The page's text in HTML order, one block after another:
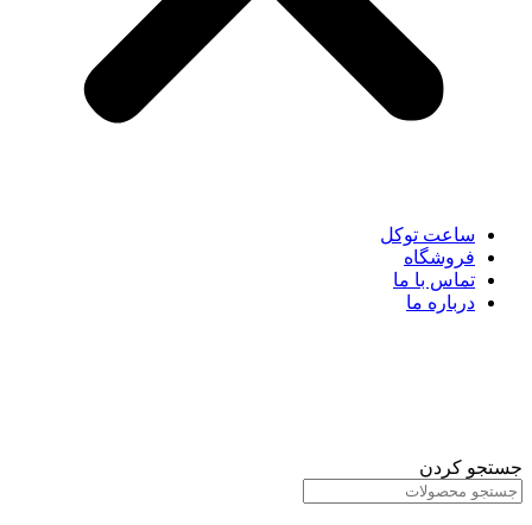
ساعت توکل
فروشگاه
تماس با ما
درباره ما
جستجو کردن